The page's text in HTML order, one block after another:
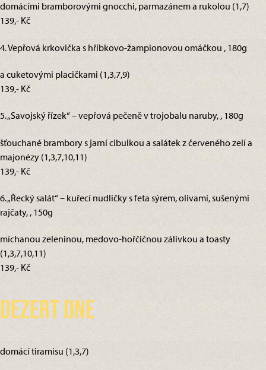
domácími bramborovými gnocchi, parmazánem a rukolou (1,7)
139,- Kč
4. Vepřová krkovička s hříbkovo-žampionovou omáčkou , 180g
a cuketovými placičkami (1,3,7,9)
139,- Kč
5. „Savojský řízek“ – vepřová pečeně v trojobalu naruby, , 180g
šťouchané brambory s jarní cibulkou a salátek z červeného zelí a
majonézy (1,3,7,10,11)
139,- Kč
6. „Řecký salát“ – kuřecí nudličky s feta sýrem, olivami, sušenými
rajčaty, , 150g
míchanou zeleninou, medovo-hořčičnou zálivkou a toasty
(1,3,7,10,11)
139,- Kč
Dezert dne
domácí tiramisu (1,3,7)